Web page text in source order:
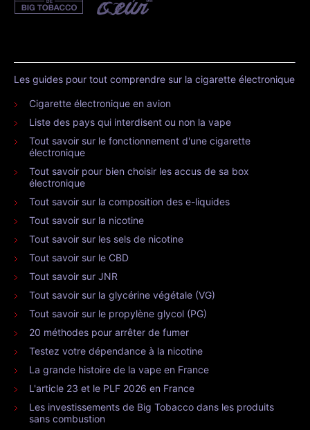
Les guides pour tout comprendre sur la cigarette électronique
Cigarette électronique en avion
Liste des pays qui interdisent ou non la vape
Tout savoir sur le fonctionnement d'une cigarette
électronique
Tout savoir pour bien choisir les accus de sa box
électronique
Tout savoir sur la composition des e-liquides
Tout savoir sur la nicotine
Tout savoir sur les sels de nicotine
Tout savoir sur le CBD
Tout savoir sur JNR
Tout savoir sur la glycérine végétale (VG)
Tout savoir sur le propylène glycol (PG)
20 méthodes pour arrêter de fumer
Testez votre dépendance à la nicotine
La grande histoire de la vape en France
L'article 23 et le PLF 2026 en France
Les investissements de Big Tobacco dans les produits
sans combustion